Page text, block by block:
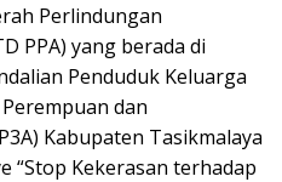
Perlindungan
PPA) yang berada di
Penduduk Keluarga
dan
Kabupaten Tasikmalaya
“Stop Kekerasan terhadap